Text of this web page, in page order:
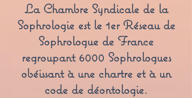
La Chambre Syndicale de la
Sophrologie est le 1er Réseau de
Sophrologue de France
regroupant 6000 Sophrologues
obéissant à une chartre et à un
code de déontologie.